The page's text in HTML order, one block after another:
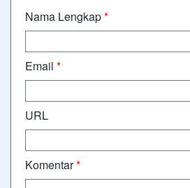
Nama Lengkap*
Email *
URL
Komentar*